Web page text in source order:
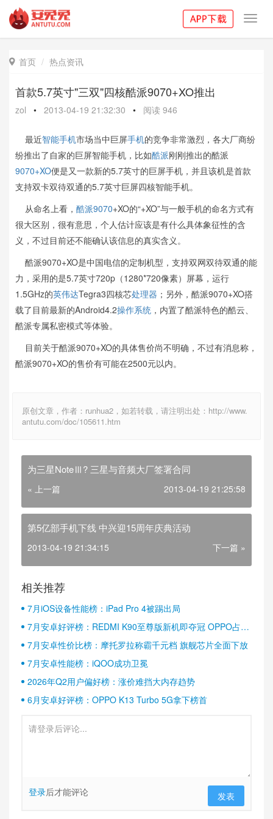
 首页 热点资讯
首款5.7英寸"三双"四核酷派9070+XO推出
zol • 2013-04-19 21:32:30 • 阅读 946
最近智能手机市场当中巨屏手机的竞争非常激烈，各大厂商纷
纷推出了自家的巨屏智能手机，比如酷派刚刚推出的酷派
9070+XO便是又一款新的5.7英寸的巨屏手机，并且该机是首款
支持双卡双待双通的5.7英寸巨屏四核智能手机。
从命名上看， 酷派9070+XO的“+XO”与一般手机的命名方式有
很大区别，很有意思，个人估计应该是有什么具体象征性的含
义，不过目前还不能确认该信息的真实含义。
酷派9070+XO是中国电信的定制机型，支持双网双待双通的能
力，采用的是5.7英寸720p（1280*720像素）屏幕，运行
1.5GHz的英伟达Tegra3四核芯处理器 ；另外，酷派9070+XO搭
载了目前最新的Android4.2操作系统 ，内置了酷派特色的酷云、
酷派专属私密模式等体验。
目前关于酷派9070+XO的具体售价尚不明确，不过有消息称，
酷派9070+XO的售价有可能在2500元以内。
原创文章，作者：runhua2，如若转载，请注明出处：http://www.
antutu.com/doc/105611.htm
为三星NoteⅢ? 三星与音频大厂签署合同
« 上一篇 2013-04-19 21:25:58
第5亿部手机下线 中兴迎15周年庆典活动
2013-04-19 21:34:15 下一篇 »
相关推荐
7月iOS设备性能榜：iPad Pro 4被踢出局
7月安卓好评榜：REDMI K90至尊版新机即夺冠 OPPO占据
半壁江山
7月安卓性价比榜：摩托罗拉称霸千元档 旗舰芯片全面下放
7月安卓性能榜：iQOO成功卫冕
2026年Q2用户偏好榜：涨价难挡大内存趋势
6月安卓好评榜：OPPO K13 Turbo 5G拿下榜首
登录后才能评论 发表